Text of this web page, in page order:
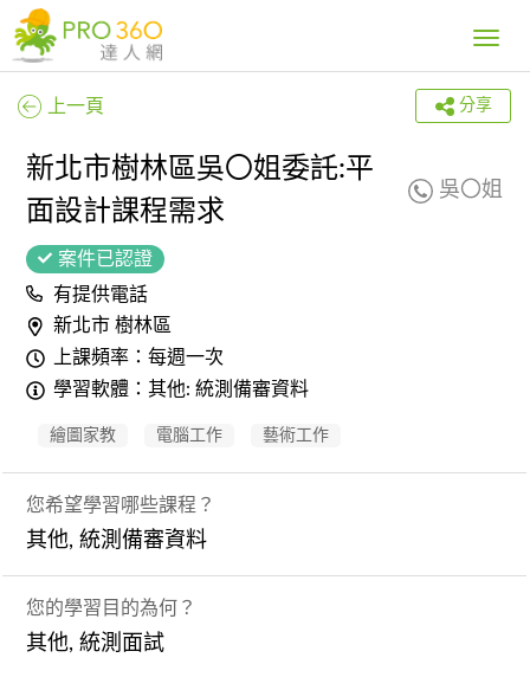
Toggle
上一頁 分享
新北市樹林區吳〇姐委託:平
面設計課程需求
吳〇姐
案件已認證
有提供電話
新北市 樹林區
上課頻率：每週一次
學習軟體：其他: 統測備審資料
繪圖家教 電腦工作 藝術工作
您希望學習哪些課程？
其他, 統測備審資料
您的學習目的為何？
其他, 統測面試